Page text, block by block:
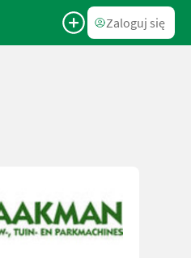
Zaloguj się